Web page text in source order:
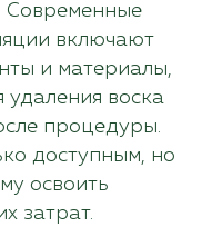
Современные
включают
и материалы,
удаления воска
процедуры.
доступным, но
освоить
затрат.